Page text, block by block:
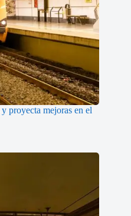
proyecta mejoras en el